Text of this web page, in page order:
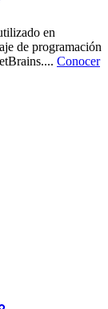
en
de programación
... Conocer